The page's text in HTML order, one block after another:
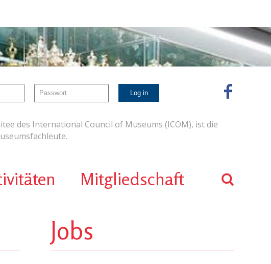
des International Council of Museums (ICOM), ist die
Mitgliedschaft
Jobs